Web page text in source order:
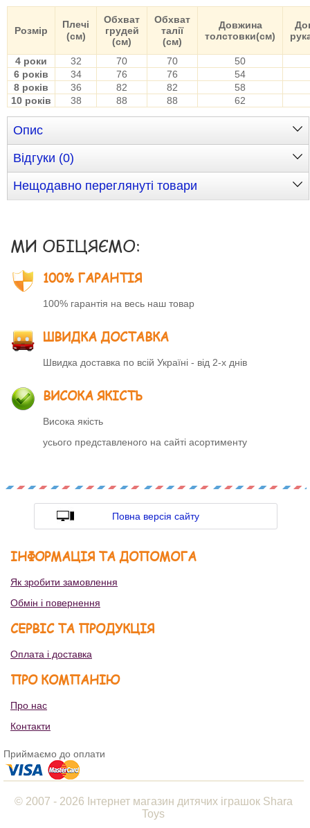
Розмір
Плечі
(см)
Обхват
грудей
(см)
Обхват
талії
(см)
Довжина
толстовки(см)
4 роки 32 70 70
50
6 років
34 76 76
54
8 років
36 82 82
58
10 років
38 88 88 62
Опис
Відгуки (0)
Нещодавно переглянуті товари
МИ ОБІЦЯЄМО:
100% ГАРАНТІЯ
100% гарантія на весь наш товар
ШВИДКА ДОСТАВКА
Швидка доставка по всій Україні - від 2-х днів
ВИСОКА ЯКІСТЬ
Висока якість
усього представленого на сайті асортименту
Повна версія сайту
ІНФОРМАЦІЯ ТА ДОПОМОГА
Як зробити замовлення
Обмін і повернення
СЕРВІС ТА ПРОДУКЦІЯ
Оплата і доставка
ПРО КОМПАНІЮ
Про нас
Контакти
Приймаємо до оплати
© 2007 - 2026 Інтернет магазин дитячих іграшок Shara
Toys